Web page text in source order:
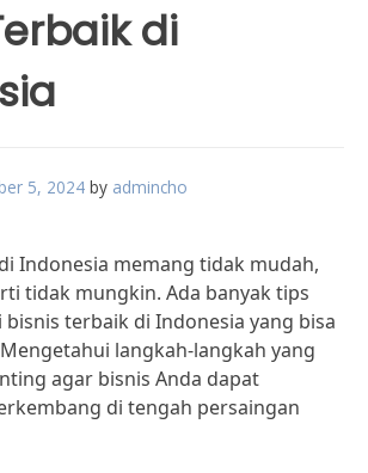
di
5, 2024 by admincho
Indonesia memang tidak mudah,
tidak mungkin. Ada banyak tips
bisnis terbaik di Indonesia yang bisa
langkah-langkah yang
agar bisnis Anda dapat
di tengah persaingan